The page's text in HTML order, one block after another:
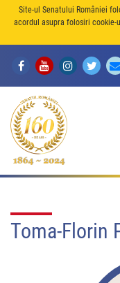
Site-ul Senatului României
acordul asupra folosiri cookie-
Toma-Florin